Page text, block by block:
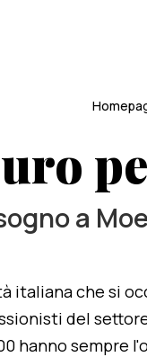
a
italiana che si
del
hanno sempre